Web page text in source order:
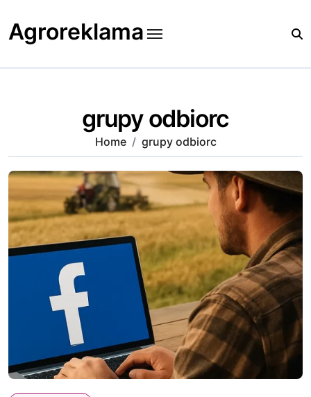
content
Agroreklama
grupy odbiorc
Home grupy odbiorc